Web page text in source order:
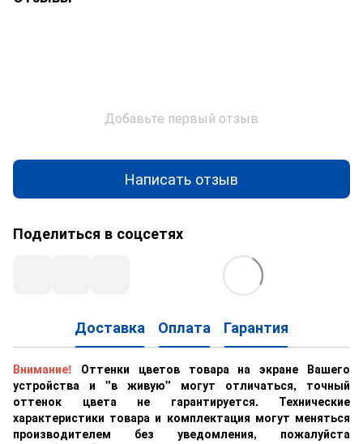
Добавьте первый отзыв
Написать отзыв
Поделиться в соцсетях
Доставка Оплата Гарантия
Внимание!
Оттенки цветов товара на экране Вашего
устройства и "в живую" могут отличаться, точный
оттенок цвета не гарантируется. Технические
характеристики товара и комплектация могут меняться
производителем без уведомления, пожалуйста